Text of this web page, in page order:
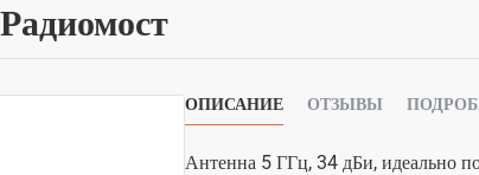
ОПИСАНИЕ ОТЗЫВЫ
Антенна 5 ГГц, 34 дБи, идеально